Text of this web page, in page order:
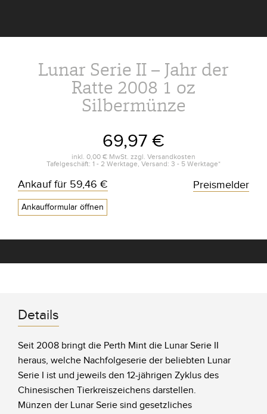
Lunar Serie II – Jahr der
Ratte 2008 1 oz
Silbermünze
69,97 €
inkl. 0,00 € MwSt. zzgl. Versandkosten
Tafelgeschäft: 1 - 2 Werktage, Versand: 3 - 5 Werktage*
Ankauf für 59,46 €
Ankaufformular öffnen
Preismelder
Details
Seit 2008 bringt die Perth Mint die Lunar Serie II
heraus, welche Nachfolgeserie der beliebten Lunar
Serie I ist und jeweils den 12-jährigen Zyklus des
Chinesischen Tierkreiszeichens darstellen.
Münzen der Lunar Serie sind gesetzliches